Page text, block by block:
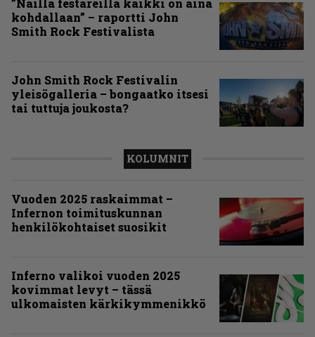
”Näillä festareilla kaikki on aina
kohdallaan” – raportti John
Smith Rock Festivalista
John Smith Rock Festivalin
yleisögalleria – bongaatko itsesi
tai tuttuja joukosta?
KOLUMNIT
Vuoden 2025 raskaimmat –
Infernon toimituskunnan
henkilökohtaiset suosikit
Inferno valikoi vuoden 2025
kovimmat levyt – tässä
ulkomaisten kärkikymmenikkö